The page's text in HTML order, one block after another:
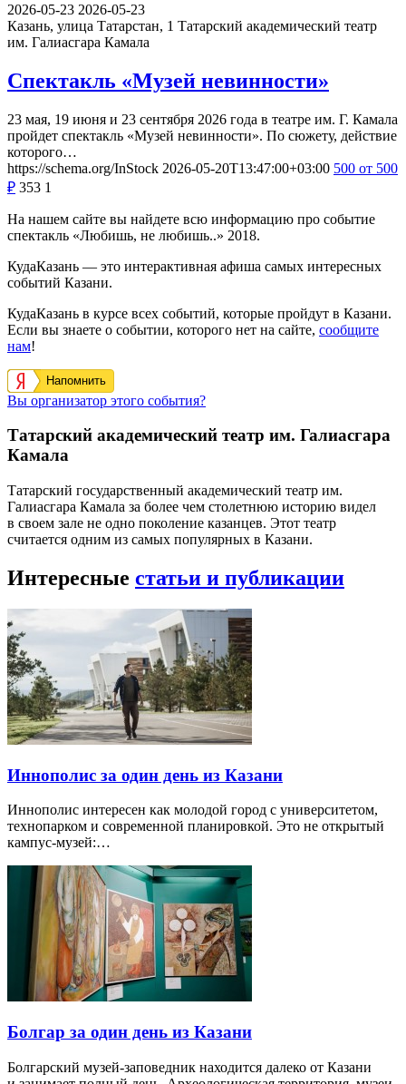
2026-05-23 2026-05-23
Казань, улица Татарстан, 1 Татарский академический театр
им. Галиасгара Камала
Спектакль «Музей невинности»
23 мая, 19 июня и 23 сентября 2026 года в театре им. Г. Камала
пройдет спектакль «Музей невинности». По сюжету, действие
которого…
https://schema.org/InStock 2026-05-20T13:47:00+03:00 500 от 500
₽ 353 1
На нашем сайте вы найдете всю информацию про событие
спектакль «Любишь, не любишь..» 2018.
КудаКазань — это интерактивная афиша самых интересных
событий Казани.
КудаКазань в курсе всех событий, которые пройдут в Казани.
Если вы знаете о событии, которого нет на сайте, сообщите
нам!
Напомнить
Вы организатор этого события?
Татарский академический театр им. Галиасгара
Камала
Татарский государственный академический театр им.
Галиасгара Камала за более чем столетнюю историю видел
в своем зале не одно поколение казанцев. Этот театр
считается одним из самых популярных в Казани.
Интересные статьи и публикации
Иннополис за один день из Казани
Иннополис интересен как молодой город с университетом,
технопарком и современной планировкой. Это не открытый
кампус-музей:…
Болгар за один день из Казани
Болгарский музей-заповедник находится далеко от Казани